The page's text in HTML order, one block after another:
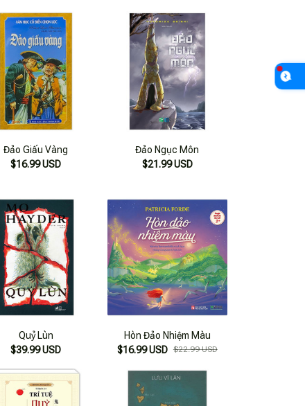
Đảo Giấu Vàng
$16.99 USD
Đảo Ngục Môn
$21.99 USD
Quỷ Lùn
$39.99 USD
Hòn Đảo Nhiệm Màu
$16.99 USD $22.99 USD